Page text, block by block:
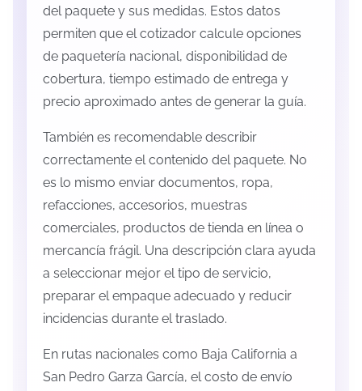
del paquete y sus medidas. Estos datos
permiten que el cotizador calcule opciones
de paquetería nacional, disponibilidad de
cobertura, tiempo estimado de entrega y
precio aproximado antes de generar la guía.
También es recomendable describir
correctamente el contenido del paquete. No
es lo mismo enviar documentos, ropa,
refacciones, accesorios, muestras
comerciales, productos de tienda en línea o
mercancía frágil. Una descripción clara ayuda
a seleccionar mejor el tipo de servicio,
preparar el empaque adecuado y reducir
incidencias durante el traslado.
En rutas nacionales como Baja California a
San Pedro Garza García, el costo de envío